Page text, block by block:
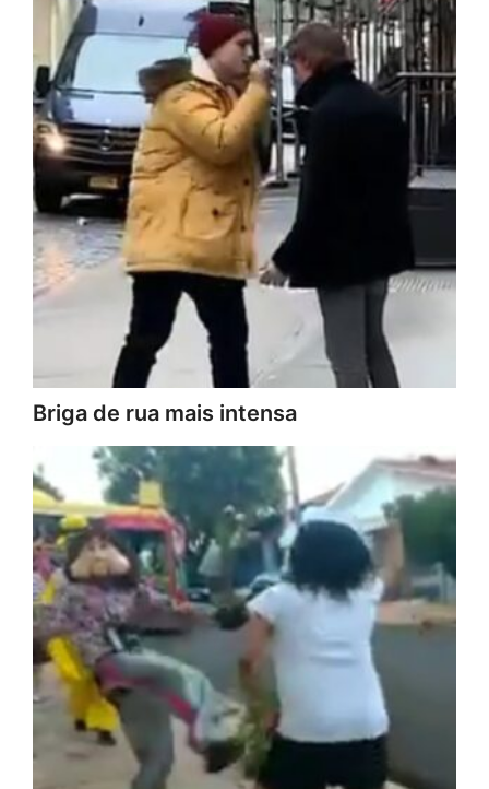
Briga de rua mais intensa